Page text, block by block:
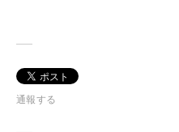
通報する